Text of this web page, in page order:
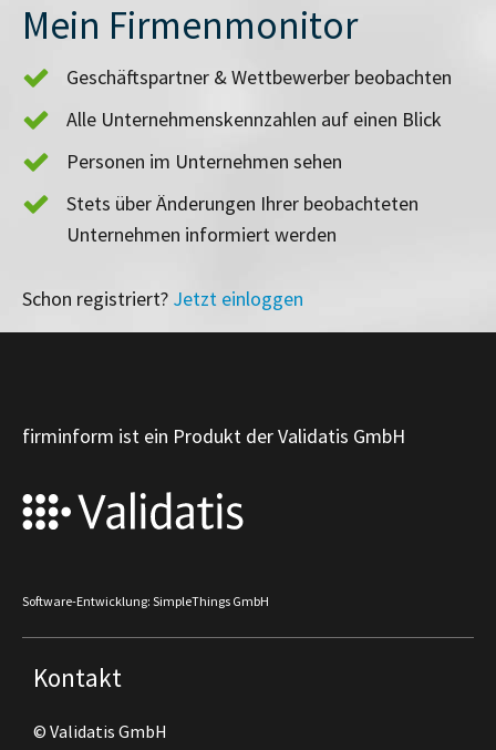
Mein Firmenmonitor
Geschäftspartner & Wettbewerber beobachten
Alle Unternehmenskennzahlen auf einen Blick
Personen im Unternehmen sehen
Stets über Änderungen Ihrer beobachteten
Unternehmen informiert werden
Schon registriert? Jetzt einloggen
firminform ist ein Produkt der Validatis GmbH
Software-Entwicklung: SimpleThings GmbH
Kontakt
© Validatis GmbH